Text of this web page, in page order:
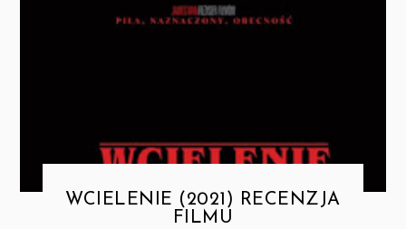
WCIELENIE (2021) RECENZJA
FILMU